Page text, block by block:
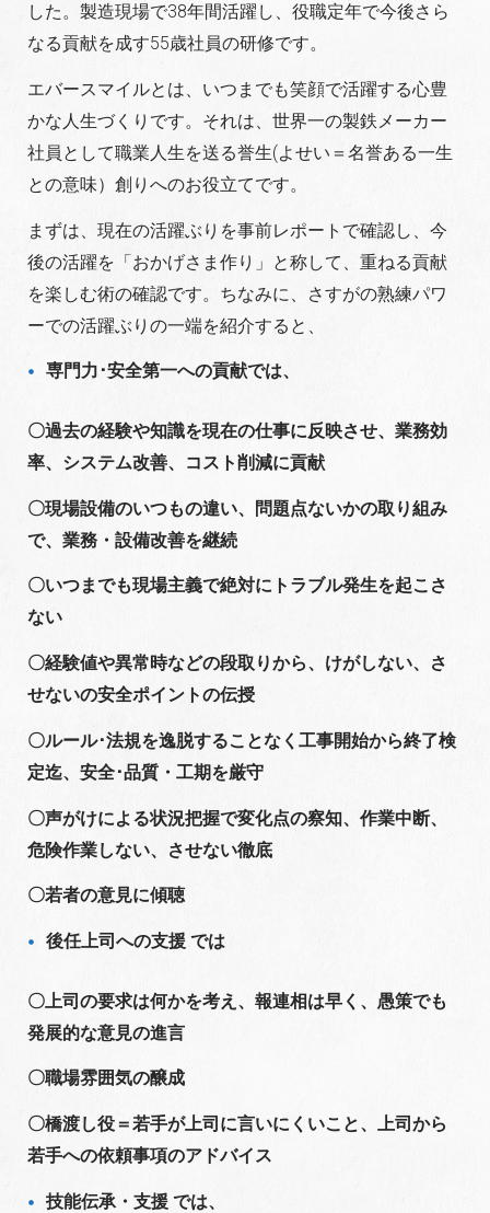
した。製造現場で38年間活躍し、役職定年で今後さら
なる貢献を成す55歳社員の研修です。
エバースマイルとは、いつまでも笑顔で活躍する心豊
かな人生づくりです。それは、世界一の製鉄メーカー
社員として職業人生を送る誉生(よせい＝名誉ある一生
との意味）創りへのお役立てです。
まずは、現在の活躍ぶりを事前レポートで確認し、今
後の活躍を「おかげさま作り」と称して、重ねる貢献
を楽しむ術の確認です。ちなみに、さすがの熟練パワ
ーでの活躍ぶりの一端を紹介すると、
専門力･安全第一への貢献では、
〇過去の経験や知識を現在の仕事に反映させ、業務効
率、システム改善、コスト削減に貢献
〇現場設備のいつもの違い、問題点ないかの取り組み
で、業務・設備改善を継続
〇いつまでも現場主義で絶対にトラブル発生を起こさ
ない
〇経験値や異常時などの段取りから、けがしない、さ
せないの安全ポイントの伝授
〇ルール･法規を逸脱することなく工事開始から終了検
定迄、安全･品質・工期を厳守
〇声がけによる状況把握で変化点の察知、作業中断、
危険作業しない、させない徹底
〇若者の意見に傾聴
後任上司への支援 では
〇上司の要求は何かを考え、報連相は早く、愚策でも
発展的な意見の進言
〇職場雰囲気の醸成
〇橋渡し役＝若手が上司に言いにくいこと、上司から
若手への依頼事項のアドバイス
技能伝承・支援 では、